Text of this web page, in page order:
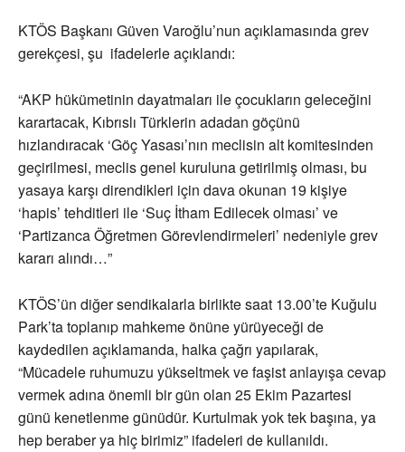
KTÖS Başkanı Güven Varoğlu’nun açıklamasında grev
gerekçesi, şu ifadelerle açıklandı:
“AKP hükümetinin dayatmaları ile çocukların geleceğini
karartacak, Kıbrıslı Türklerin adadan göçünü
hızlandıracak ‘Göç Yasası’nın meclisin alt komitesinden
geçirilmesi, meclis genel kuruluna getirilmiş olması, bu
yasaya karşı direndikleri için dava okunan 19 kişiye
‘hapis’ tehditleri ile ‘Suç İtham Edilecek olması’ ve
‘Partizanca Öğretmen Görevlendirmeleri’ nedeniyle grev
kararı alındı…”
KTÖS’ün diğer sendikalarla birlikte saat 13.00’te Kuğulu
Park’ta toplanıp mahkeme önüne yürüyeceği de
kaydedilen açıklamanda, halka çağrı yapılarak,
“Mücadele ruhumuzu yükseltmek ve faşist anlayışa cevap
vermek adına önemli bir gün olan 25 Ekim Pazartesi
günü kenetlenme günüdür. Kurtulmak yok tek başına, ya
hep beraber ya hiç birimiz” ifadeleri de kullanıldı.